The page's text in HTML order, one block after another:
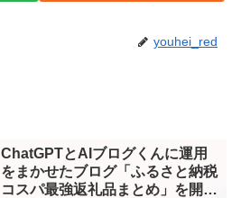
youhei_red
ChatGPTとAIブログくんに運用
をまかせたブログ「ふるさと納税
コスパ最強返礼品まとめ」を開設